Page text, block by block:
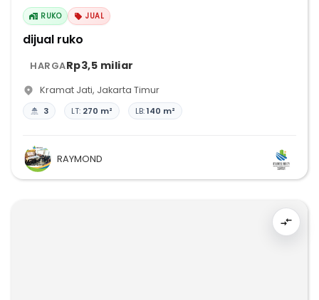
RUKO JUAL
dijual ruko
HARGARp3,5 miliar
Kramat Jati, Jakarta Timur
3 LT: 270 m² LB:140 m²
RAYMOND